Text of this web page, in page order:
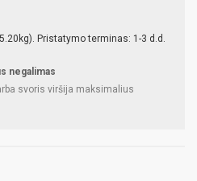
Pristatymo terminas: 1-3 d.d.
negalimas
svoris viršija maksimalius